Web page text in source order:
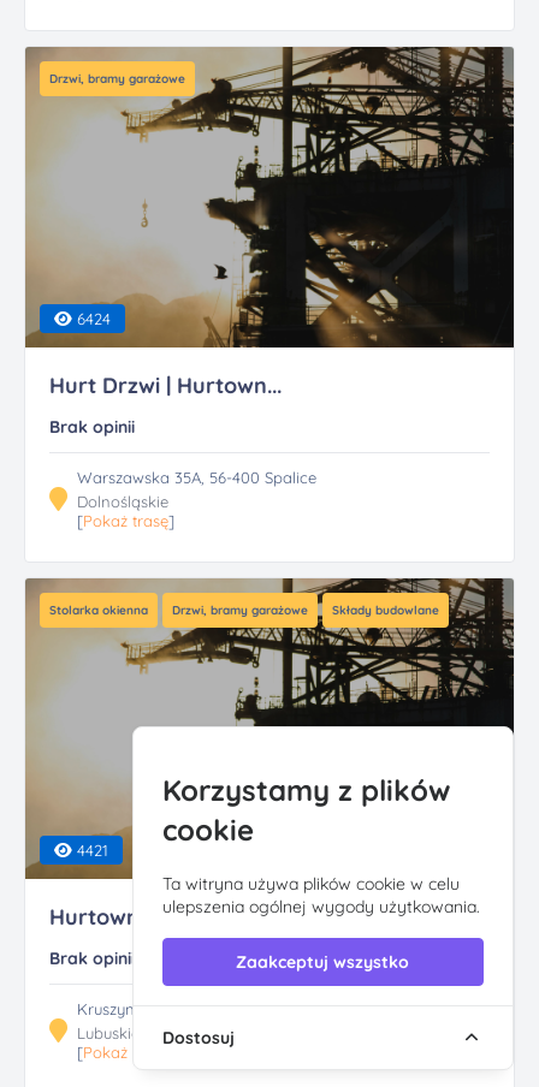
Drzwi, bramy garażowe
6424
Hurt Drzwi | Hurtown...
Brak opinii
Warszawska 35A, 56-400 Spalice
Dolnośląskie
[Pokaż trasę]
Stolarka okienna Drzwi, bramy garażowe Składy budowlane
4421
Hurtownia Budowlana...
Brak opinii
Kruszyna 26G, 66-100 Sulechów
Lubuskie
[Pokaż trasę
Korzystamy z plików
cookie
Ta witryna używa plików cookie w celu
ulepszenia ogólnej wygody użytkowania.
Zaakceptuj wszystko
Dostosuj